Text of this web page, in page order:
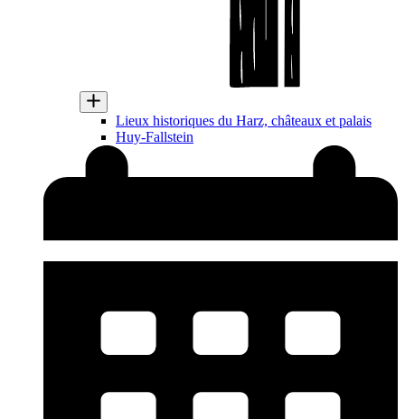
Lieux historiques du Harz, châteaux et palais
Huy-Fallstein